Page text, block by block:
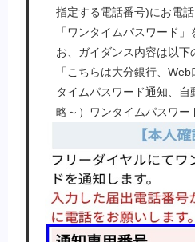
指定する電話番号)にお電
「ワンタイムパスワード
お、ガイダンス内容は以下
「こちらは大分銀行、
タイムパスワード通知、自
略～）ワンタイムパスワー